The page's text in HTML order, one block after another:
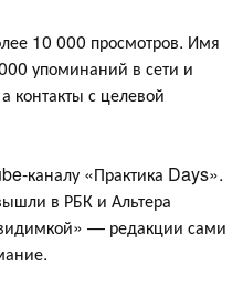
10 000 просмотров. Имя
упоминаний в сети и
контакты с целевой
каналу «Практика Days».
в РБК и Альтера
— редакции сами